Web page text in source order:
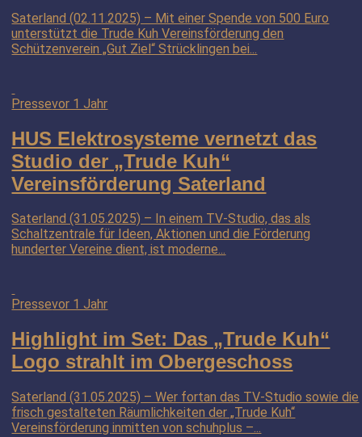
Saterland (02.11.2025) – Mit einer Spende von 500 Euro
unterstützt die Trude Kuh Vereinsförderung den
Schützenverein „Gut Ziel“ Strücklingen bei...
Pressevor 1 Jahr
HUS Elektrosysteme vernetzt das
Studio der „Trude Kuh“
Vereinsförderung Saterland
Saterland (31.05.2025) – In einem TV-Studio, das als
Schaltzentrale für Ideen, Aktionen und die Förderung
hunderter Vereine dient, ist moderne...
Pressevor 1 Jahr
Highlight im Set: Das „Trude Kuh“
Logo strahlt im Obergeschoss
Saterland (31.05.2025) – Wer fortan das TV-Studio sowie die
frisch gestalteten Räumlichkeiten der „Trude Kuh“
Vereinsförderung inmitten von schuhplus –...